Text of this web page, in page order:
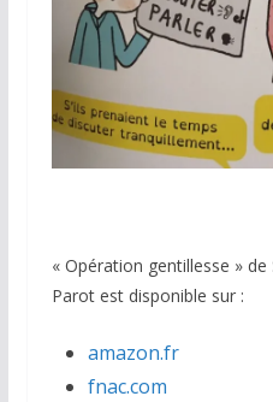
« Opération gentillesse »
Parot est disponible sur :
amazon.fr
fnac.com